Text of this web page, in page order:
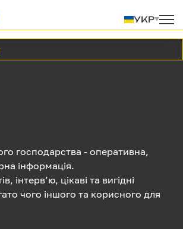
УКР
господарства - оперативна,
інформація.
інтерв’ю, цікаві та вигідні
чого іншого та корисного для